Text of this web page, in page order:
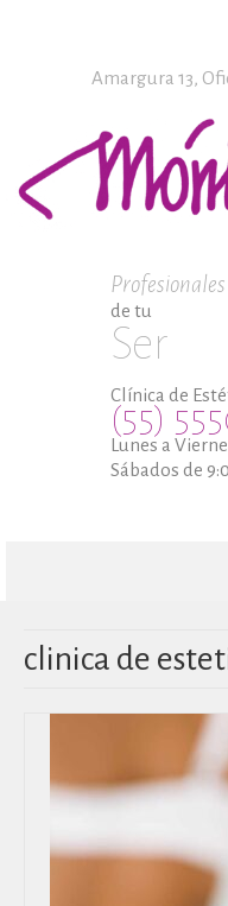
Amargura 13,
Profesionales
de tu
Ser
Clínica de
(55)
Lunes a
Sábados de
clinica de